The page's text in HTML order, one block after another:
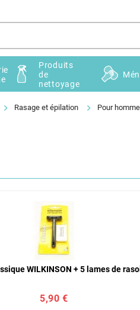
Produits
de
nettoyage
Rasage et épilation Pour
WILKINSON + 5 lames de
5,90 €